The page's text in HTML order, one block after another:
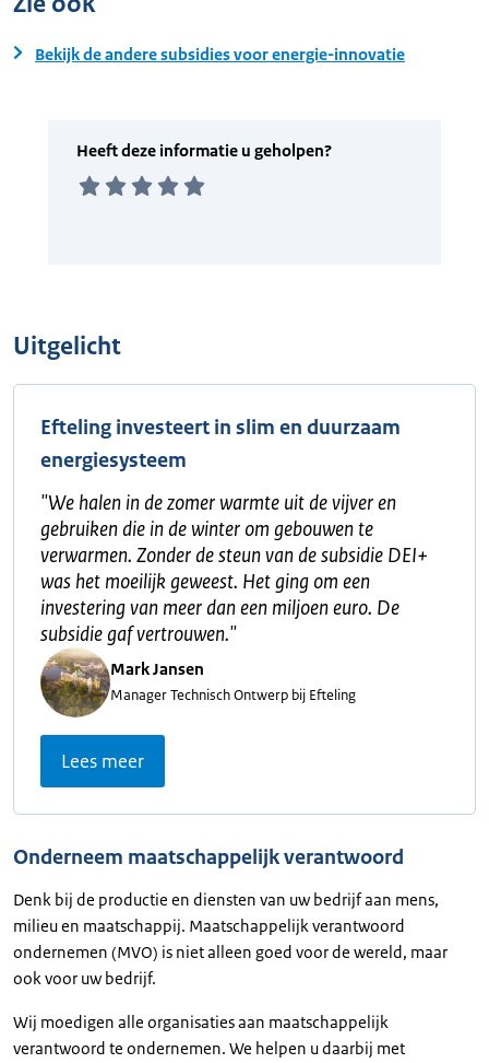
Bekijk de andere subsidies voor energie-innovatie
Uitgelicht
Efteling investeert in slim en duurzaam
energiesysteem
"We halen in de zomer warmte uit de vijver en
gebruiken die in de winter om gebouwen te
verwarmen. Zonder de steun van de subsidie DEI+
was het moeilijk geweest. Het ging om een
investering van meer dan een miljoen euro. De
subsidie gaf vertrouwen."
Mark Jansen
Manager Technisch Ontwerp bij Efteling
Lees meer
Onderneem maatschappelijk verantwoord
Denk bij de productie en diensten van uw bedrijf aan mens,
milieu en maatschappij. Maatschappelijk verantwoord
ondernemen (MVO) is niet alleen goed voor de wereld, maar
ook voor uw bedrijf.
Wij moedigen alle organisaties aan maatschappelijk
verantwoord te ondernemen. We helpen u daarbij met